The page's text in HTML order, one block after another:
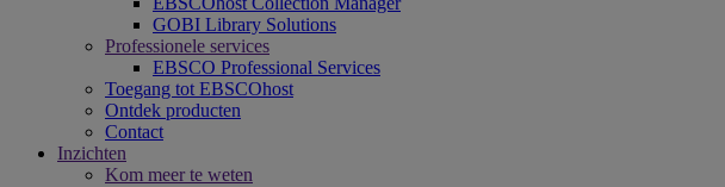
GOBI Library Solutions
Professionele services
EBSCO Professional Services
Toegang tot EBSCOhost
Ontdek producten
Contact
Inzichten
Kom meer te weten